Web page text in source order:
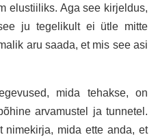
elustiiliks. Aga see kirjeldus,
ju tegelikult ei ütle mitte
aru saada, et mis see asi
mida tehakse, on
arvamustel ja tunnetel.
mida ette anda, et